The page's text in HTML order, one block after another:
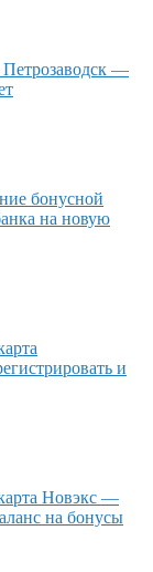
—
бонусной
на новую
и
Новэкс —
на бонусы